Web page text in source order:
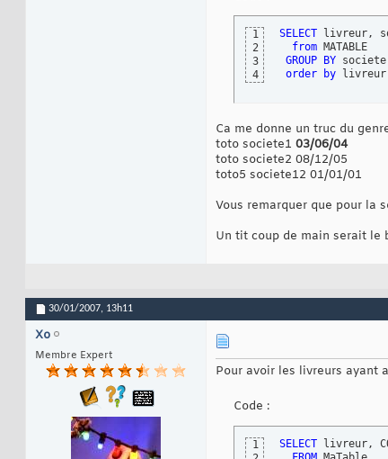
1
2
3
4
SELECT livreur,
from MATABLE
GROUP
BY
order
by livreur
Ca me donne un truc du
toto societe1 03/06/04
toto societe2 08/12/05
toto5 societe12 01/01/01
Vous remarquer que pour la
Un tit coup de main serait le
30/01/2007, 13h11
Xo
Membre Expert
Pour avoir les livreurs ayant
Code :
1
SELECT livreur,